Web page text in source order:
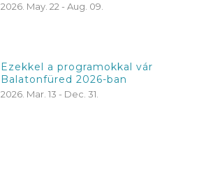
2026. May. 22 - Aug. 09.
Ezekkel a programokkal vár
Balatonfüred 2026-ban
2026. Mar. 13 - Dec. 31.